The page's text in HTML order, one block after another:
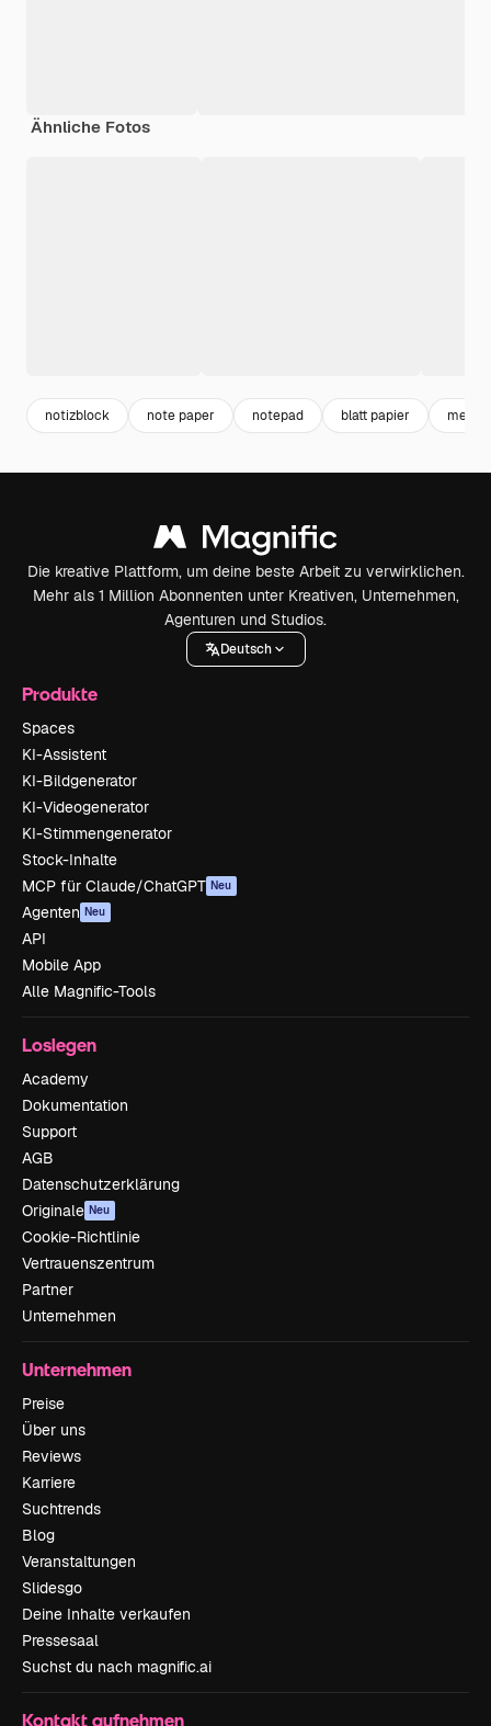
Ähnliche Fotos
notizblock note paper notepad blatt papier memo
Die kreative Plattform, um deine beste Arbeit zu verwirklichen.
Mehr als 1 Million Abonnenten unter Kreativen, Unternehmen,
Agenturen und Studios.
Deutsch
Produkte
Spaces
KI-Assistent
KI-Bildgenerator
KI-Videogenerator
KI-Stimmengenerator
Stock-Inhalte
MCP für Claude/ChatGPT Neu
Agenten Neu
API
Mobile App
Alle Magnific-Tools
Loslegen
Academy
Dokumentation
Support
AGB
Datenschutzerklärung
Originale Neu
Cookie-Richtlinie
Vertrauenszentrum
Partner
Unternehmen
Unternehmen
Preise
Über uns
Reviews
Karriere
Suchtrends
Blog
Veranstaltungen
Slidesgo
Deine Inhalte verkaufen
Pressesaal
Suchst du nach magnific.ai
Kontakt aufnehmen